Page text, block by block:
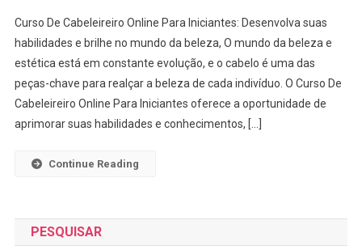
De
Cabeleireiro
Online
Para
Iniciantes
Curso De Cabeleireiro Online Para Iniciantes: Desenvolva suas
habilidades e brilhe no mundo da beleza, O mundo da beleza e
estética está em constante evolução, e o cabelo é uma das
peças-chave para realçar a beleza de cada indivíduo. O Curso De
Cabeleireiro Online Para Iniciantes oferece a oportunidade de
aprimorar suas habilidades e conhecimentos, […]
Continue Reading
PESQUISAR